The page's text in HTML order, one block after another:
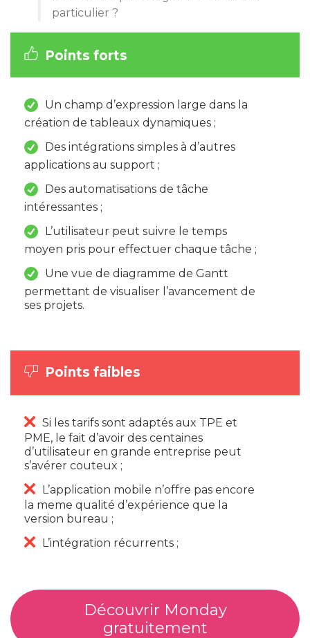
particulier ?
Points forts
Un champ d’expression large dans la
création de tableaux dynamiques ;
Des intégrations simples à d’autres
applications au support ;
Des automatisations de tâche
intéressantes ;
L’utilisateur peut suivre le temps
moyen pris pour effectuer chaque tâche ;
Une vue de diagramme de Gantt
permettant de visualiser l’avancement de
ses projets.
Points faibles
Si les tarifs sont adaptés aux TPE et
PME, le fait d’avoir des centaines
d’utilisateur en grande entreprise peut
s’avérer couteux ;
L’application mobile n’offre pas encore
la meme qualité d’expérience que la
version bureau ;
L’intégration récurrents ;
Découvrir Monday
gratuitement